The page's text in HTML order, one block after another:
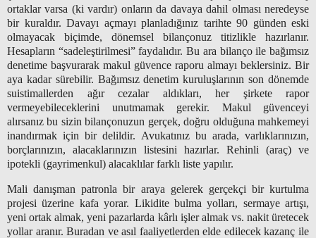
ortaklar varsa (ki vardır) onların da davaya dahil olması neredeyse
bir kuraldır. Davayı açmayı planladığınız tarihte 90 günden eski
olmayacak biçimde, dönemsel bilançonuz titizlikle hazırlanır.
Hesapların “sadeleştirilmesi” faydalıdır. Bu ara bilanço ile bağımsız
denetime başvurarak makul güvence raporu almayı beklersiniz. Bir
aya kadar sürebilir. Bağımsız denetim kuruluşlarının son dönemde
suistimallerden ağır cezalar aldıkları, her şirkete rapor
vermeyebileceklerini unutmamak gerekir. Makul güvenceyi
alırsanız bu sizin bilançonuzun gerçek, doğru olduğuna mahkemeyi
inandırmak için bir delildir. Avukatınız bu arada, varlıklarınızın,
borçlarınızın, alacaklarınızın listesini hazırlar. Rehinli (araç) ve
ipotekli (gayrimenkul) alacaklılar farklı liste yapılır.
Mali danışman patronla bir araya gelerek gerçekçi bir kurtulma
projesi üzerine kafa yorar. Likidite bulma yolları, sermaye artışı,
yeni ortak almak, yeni pazarlarda kârlı işler almak vs. nakit üretecek
yollar aranır. Buradan ve asıl faaliyetlerden elde edilecek kazanç ile